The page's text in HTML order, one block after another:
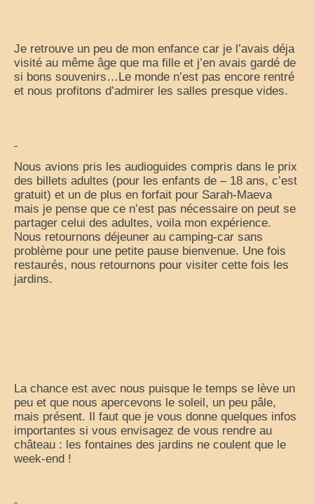
Je retrouve un peu de mon enfance car je l’avais déja
visité au même âge que ma fille et j’en avais gardé de
si bons souvenirs…Le monde n’est pas encore rentré
et nous profitons d’admirer les salles presque vides.
Nous avions pris les audioguides compris dans le prix
des billets adultes (pour les enfants de – 18 ans, c’est
gratuit) et un de plus en forfait pour Sarah-Maeva
mais je pense que ce n’est pas nécessaire on peut se
partager celui des adultes, voila mon expérience.
Nous retournons déjeuner au camping-car sans
problème pour une petite pause bienvenue. Une fois
restaurés, nous retournons pour visiter cette fois les
jardins.
La chance est avec nous puisque le temps se lève un
peu et que nous apercevons le soleil, un peu pâle,
mais présent. Il faut que je vous donne quelques infos
importantes si vous envisagez de vous rendre au
château : les fontaines des jardins ne coulent que le
week-end !